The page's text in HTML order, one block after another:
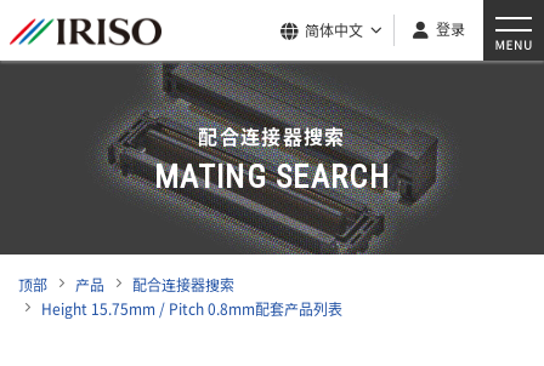
简体中文 登录
配合连接器搜索
MATING SEARCH
顶部 产品
配合连接器搜索
Height 15.75mm / Pitch 0.8mm配套产品列表